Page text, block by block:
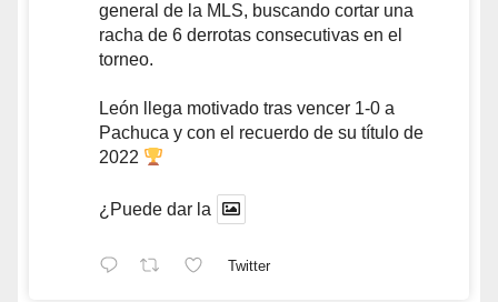
general de la MLS, buscando cortar una
racha de 6 derrotas consecutivas en el
torneo.
León llega motivado tras vencer 1-0 a
Pachuca y con el recuerdo de su título de
2022
¿Puede dar la
Twitter